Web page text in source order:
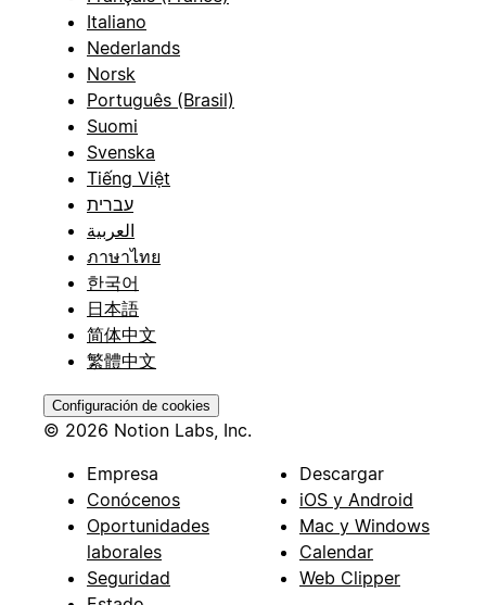
Italiano
Nederlands
Norsk
Português (Brasil)
Suomi
Svenska
Tiếng Việt
עברית
العربية
ภาษาไทย
한국어
日本語
简体中文
繁體中文
Configuración de cookies
© 2026 Notion Labs, Inc.
Empresa
Conócenos
Oportunidades
laborales
Seguridad
Descargar
iOS y Android
Mac y Windows
Calendar
Web Clipper